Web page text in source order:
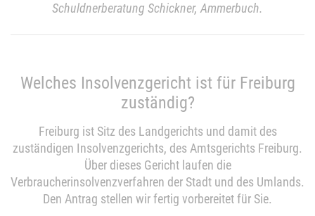
Schuldnerberatung Schickner, Ammerbuch.
Welches Insolvenzgericht ist für Freiburg
zuständig?
Freiburg ist Sitz des Landgerichts und damit des
zuständigen Insolvenzgerichts, des Amtsgerichts Freiburg.
Über dieses Gericht laufen die
Verbraucherinsolvenzverfahren der Stadt und des Umlands.
Den Antrag stellen wir fertig vorbereitet für Sie.